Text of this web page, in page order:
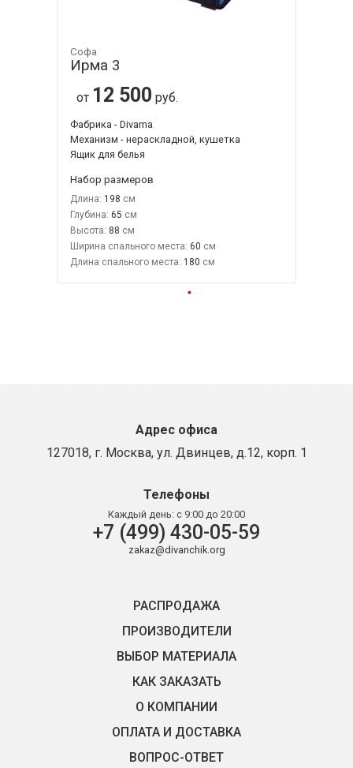
Софа
Ирма 3
от 12 500 руб.
Фабрика - Divama
Механизм - нераскладной, кушетка
Ящик для белья
Набор размеров
Длина: 198
Глубина: 65
Высота: 88
Ширина спального места: 60
Длина спального места: 180
Адрес офиса
127018, г. Москва, ул. Двинцев, д.12, корп. 1
Телефоны
Каждый день: с 9:00 до 20:00
+7 (499) 430-05-59
zakaz@divanchik.org
РАСПРОДАЖА
ПРОИЗВОДИТЕЛИ
ВЫБОР МАТЕРИАЛА
КАК ЗАКАЗАТЬ
О КОМПАНИИ
ОПЛАТА И ДОСТАВКА
ВОПРОС-ОТВЕТ